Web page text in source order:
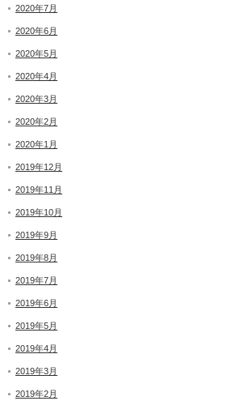
2020年7月
2020年6月
2020年5月
2020年4月
2020年3月
2020年2月
2020年1月
2019年12月
2019年11月
2019年10月
2019年9月
2019年8月
2019年7月
2019年6月
2019年5月
2019年4月
2019年3月
2019年2月